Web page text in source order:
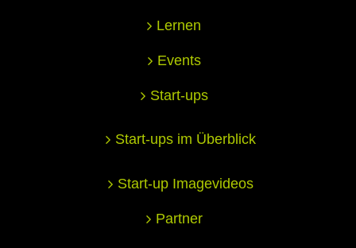
Lernen
Events
Start-ups
Start-ups im Überblick
Start-up Imagevideos
Partner